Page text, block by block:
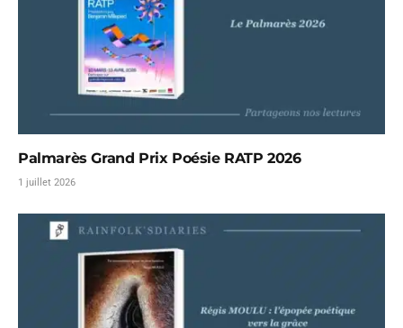
Palmarès Grand Prix Poésie RATP 2026
1 juillet 2026